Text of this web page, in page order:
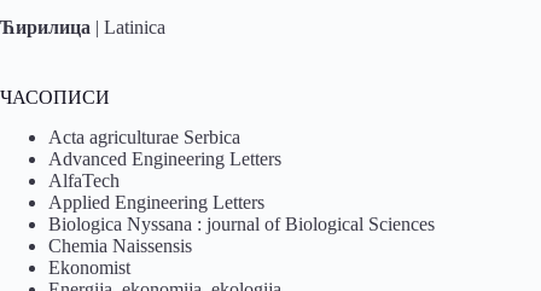
Ћирилица | Latinica
ЧАСОПИСИ
Acta agriculturae Serbica
Advanced Engineering Letters
AlfaTech
Applied Engineering Letters
Biologica Nyssana : journal of Biological Sciences
Chemia Naissensis
Ekonomist